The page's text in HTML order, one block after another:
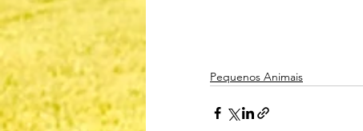
Pequenos Animais